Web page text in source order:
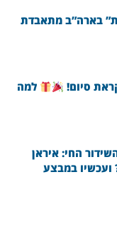
בארה”ב מתאבדת
סיום!
למה
החי: איראן
במבצע